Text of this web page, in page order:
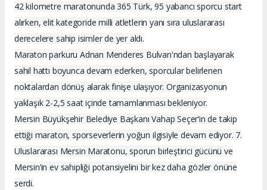
42 kilometre maratonunda 365 Türk, 95 yabancı sporcu start
alırken, elit kategoride milli atletlerin yanı sıra uluslararası
derecelere sahip isimler de yer aldı.
Maraton parkuru Adnan Menderes Bulvarı'ndan başlayarak
sahil hattı boyunca devam ederken, sporcular belirlenen
noktalardan dönüş alarak finişe ulaşıyor. Organizasyonun
yaklaşık 2-2,5 saat içinde tamamlanması bekleniyor.
Mersin Büyükşehir Belediye Başkanı Vahap Seçer’in de takip
ettiği maraton, sporseverlerin yoğun ilgisiyle devam ediyor. 7.
Uluslararası Mersin Maratonu, sporun birleştirici gücünü ve
Mersin’in ev sahipliği potansiyelini bir kez daha gözler önüne
serdi.